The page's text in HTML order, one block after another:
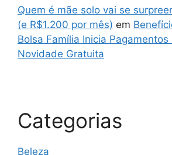
Quem é mãe solo vai se
(e R$1.200 por mês) em
Bolsa Família Inicia Pagamentos
Novidade Gratuita
Categorias
Beleza